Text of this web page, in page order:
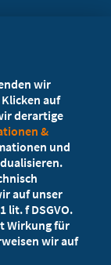
wir
auf
derartige
&
und
auf unser
lit. f DSGVO.
Wirkung für
wir auf